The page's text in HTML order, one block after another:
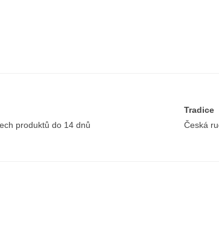
produktů do 14 dnů
Tradice
Česká